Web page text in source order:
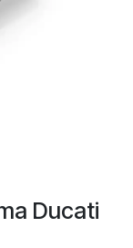
Ducati